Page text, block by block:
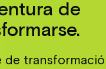
de
de